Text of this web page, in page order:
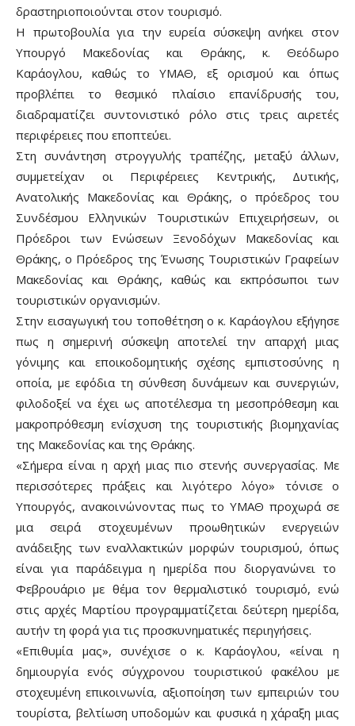
δραστηριοποιούνται στον τουρισμό.
Η πρωτοβουλία για την ευρεία σύσκεψη ανήκει στον
Υπουργό Μακεδονίας και Θράκης, κ. Θεόδωρο
Καράογλου, καθώς το ΥΜΑΘ, εξ ορισμού και όπως
προβλέπει το θεσμικό πλαίσιο επανίδρυσής του,
διαδραματίζει συντονιστικό ρόλο στις τρεις αιρετές
περιφέρειες που εποπτεύει.
Στη συνάντηση στρογγυλής τραπέζης, μεταξύ άλλων,
συμμετείχαν οι Περιφέρειες Κεντρικής, Δυτικής,
Ανατολικής Μακεδονίας και Θράκης, ο πρόεδρος του
Συνδέσμου Ελληνικών Τουριστικών Επιχειρήσεων, οι
Πρόεδροι των Ενώσεων Ξενοδόχων Μακεδονίας και
Θράκης, ο Πρόεδρος της Ένωσης Τουριστικών Γραφείων
Μακεδονίας και Θράκης, καθώς και εκπρόσωποι των
τουριστικών οργανισμών.
Στην εισαγωγική του τοποθέτηση ο κ. Καράογλου εξήγησε
πως η σημερινή σύσκεψη αποτελεί την απαρχή μιας
γόνιμης και εποικοδομητικής σχέσης εμπιστοσύνης η
οποία, με εφόδια τη σύνθεση δυνάμεων και συνεργιών,
φιλοδοξεί να έχει ως αποτέλεσμα τη μεσοπρόθεσμη και
μακροπρόθεσμη ενίσχυση της τουριστικής βιομηχανίας
της Μακεδονίας και της Θράκης.
«Σήμερα είναι η αρχή μιας πιο στενής συνεργασίας. Με
περισσότερες πράξεις και λιγότερο λόγο» τόνισε ο
Υπουργός, ανακοινώνοντας πως το ΥΜΑΘ προχωρά σε
μια σειρά στοχευμένων προωθητικών ενεργειών
ανάδειξης των εναλλακτικών μορφών τουρισμού, όπως
είναι για παράδειγμα η ημερίδα που διοργανώνει το
Φεβρουάριο με θέμα τον θερμαλιστικό τουρισμό, ενώ
στις αρχές Μαρτίου προγραμματίζεται δεύτερη ημερίδα,
αυτήν τη φορά για τις προσκυνηματικές περιηγήσεις.
«Επιθυμία μας», συνέχισε ο κ. Καράογλου, «είναι η
δημιουργία ενός σύγχρονου τουριστικού φακέλου με
στοχευμένη επικοινωνία, αξιοποίηση των εμπειριών του
τουρίστα, βελτίωση υποδομών και φυσικά η χάραξη μιας